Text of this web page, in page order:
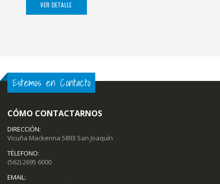
VER DETALLE
Estemos en Contacto
CÓMO CONTACTARNOS
DIRECCIÓN:
Vicuña Mackenna 5893 San Joaquín
TÉLEFONO:
(562) 2695 6000
EMAIL: